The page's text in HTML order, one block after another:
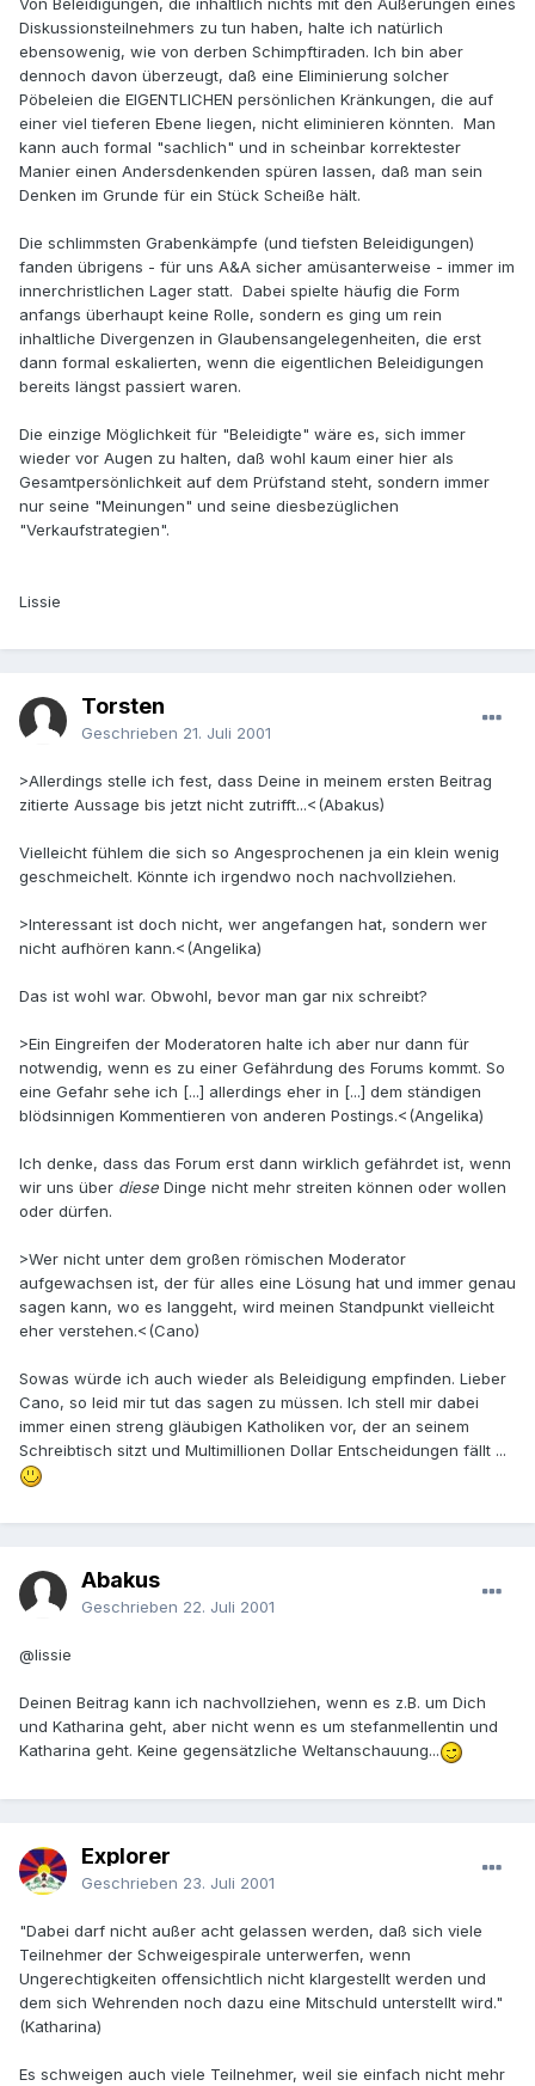
Von Beleidigungen, die inhaltlich nichts mit den Äußerungen eines
Diskussionsteilnehmers zu tun haben, halte ich natürlich
ebensowenig, wie von derben Schimpftiraden. Ich bin aber
dennoch davon überzeugt, daß eine Eliminierung solcher
Pöbeleien die EIGENTLICHEN persönlichen Kränkungen, die auf
einer viel tieferen Ebene liegen, nicht eliminieren könnten. Man
kann auch formal "sachlich" und in scheinbar korrektester
Manier einen Andersdenkenden spüren lassen, daß man sein
Denken im Grunde für ein Stück Scheiße hält.
Die schlimmsten Grabenkämpfe (und tiefsten Beleidigungen)
fanden übrigens - für uns A&A sicher amüsanterweise - immer im
innerchristlichen Lager statt. Dabei spielte häufig die Form
anfangs überhaupt keine Rolle, sondern es ging um rein
inhaltliche Divergenzen in Glaubensangelegenheiten, die erst
dann formal eskalierten, wenn die eigentlichen Beleidigungen
bereits längst passiert waren.
Die einzige Möglichkeit für "Beleidigte" wäre es, sich immer
wieder vor Augen zu halten, daß wohl kaum einer hier als
Gesamtpersönlichkeit auf dem Prüfstand steht, sondern immer
nur seine "Meinungen" und seine diesbezüglichen
"Verkaufstrategien".
Lissie
Torsten
Geschrieben 21. Juli 2001
>Allerdings stelle ich fest, dass Deine in meinem ersten Beitrag
zitierte Aussage bis jetzt nicht zutrifft...<(Abakus)
Vielleicht fühlem die sich so Angesprochenen ja ein klein wenig
geschmeichelt. Könnte ich irgendwo noch nachvollziehen.
>Interessant ist doch nicht, wer angefangen hat, sondern wer
nicht aufhören kann.<(Angelika)
Das ist wohl war. Obwohl, bevor man gar nix schreibt?
>Ein Eingreifen der Moderatoren halte ich aber nur dann für
notwendig, wenn es zu einer Gefährdung des Forums kommt. So
eine Gefahr sehe ich [...] allerdings eher in [...] dem ständigen
blödsinnigen Kommentieren von anderen Postings.<(Angelika)
Ich denke, dass das Forum erst dann wirklich gefährdet ist, wenn
wir uns über diese Dinge nicht mehr streiten können oder wollen
oder dürfen.
>Wer nicht unter dem großen römischen Moderator
aufgewachsen ist, der für alles eine Lösung hat und immer genau
sagen kann, wo es langgeht, wird meinen Standpunkt vielleicht
eher verstehen.<(Cano)
Sowas würde ich auch wieder als Beleidigung empfinden. Lieber
Cano, so leid mir tut das sagen zu müssen. Ich stell mir dabei
immer einen streng gläubigen Katholiken vor, der an seinem
Schreibtisch sitzt und Multimillionen Dollar Entscheidungen fällt ...
Abakus
Geschrieben 22. Juli 2001
@lissie
Deinen Beitrag kann ich nachvollziehen, wenn es z.B. um Dich
und Katharina geht, aber nicht wenn es um stefanmellentin und
Katharina geht. Keine gegensätzliche Weltanschauung...
Explorer
Geschrieben 23. Juli 2001
"Dabei darf nicht außer acht gelassen werden, daß sich viele
Teilnehmer der Schweigespirale unterwerfen, wenn
Ungerechtigkeiten offensichtlich nicht klargestellt werden und
dem sich Wehrenden noch dazu eine Mitschuld unterstellt wird."
(Katharina)
Es schweigen auch viele Teilnehmer, weil sie einfach nicht mehr